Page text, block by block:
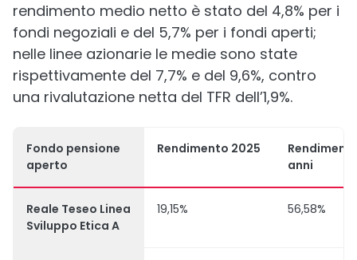
rendimento medio netto è stato del 4,8% per i
fondi negoziali e del 5,7% per i fondi aperti;
nelle linee azionarie le medie sono state
rispettivamente del 7,7% e del 9,6%, contro
una rivalutazione netta del TFR dell’1,9%.
Fondo pensione
aperto
Rendimento 2025
anni
Reale Teseo Linea
Sviluppo Etica A
19,15% 56,58%